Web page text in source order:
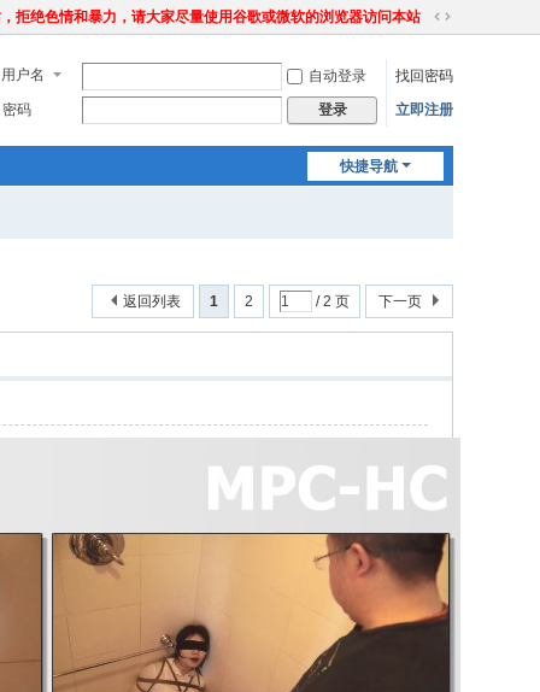
拒绝色情和暴力，请大家尽量使用谷歌或微软的浏览器访问本站
切
到
宽
用户名 自动登录
找回密码
密码
登录 立即注册
快捷导航
1 2 / 2 页 下一页
返回列表